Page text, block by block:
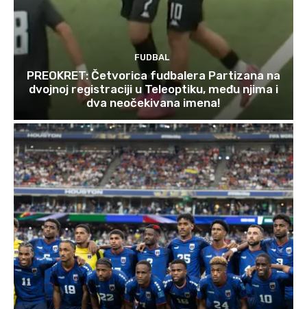
FUDBAL
PREOKRET: Četvorica fudbalera Partizana na
dvojnoj registraciji u Teleoptiku, među njima i
dva neočekivana imena!